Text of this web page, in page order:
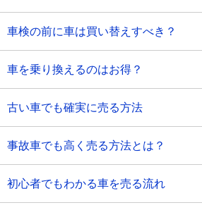
車検の前に車は買い替えすべき？
車を乗り換えるのはお得？
古い車でも確実に売る方法
事故車でも高く売る方法とは？
初心者でもわかる車を売る流れ